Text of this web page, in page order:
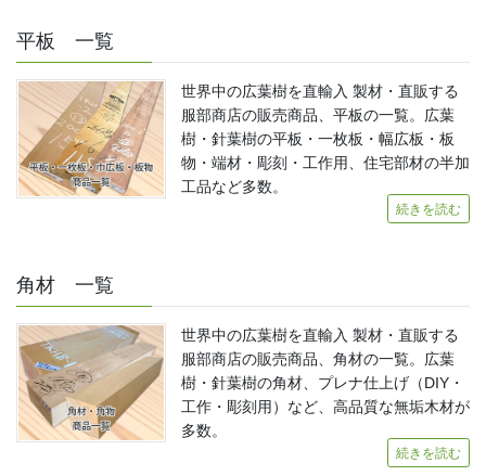
平板 一覧
世界中の広葉樹を直輸入 製材・直販する
服部商店の販売商品、平板の一覧。広葉
樹・針葉樹の平板・一枚板・幅広板・板
物・端材・彫刻・工作用、住宅部材の半加
工品など多数。
続きを読む
角材 一覧
世界中の広葉樹を直輸入 製材・直販する
服部商店の販売商品、角材の一覧。広葉
樹・針葉樹の角材、プレナ仕上げ（DIY・
工作・彫刻用）など、高品質な無垢木材が
多数。
続きを読む